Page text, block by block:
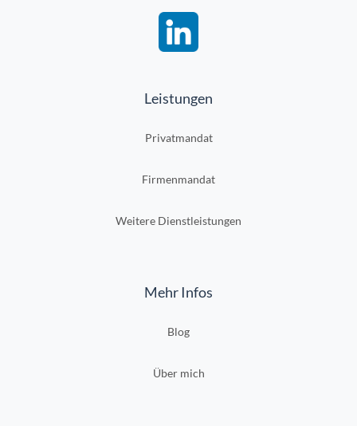
Leistungen
Privatmandat
Firmenmandat
Weitere Dienstleistungen
Mehr Infos
Blog
Über mich